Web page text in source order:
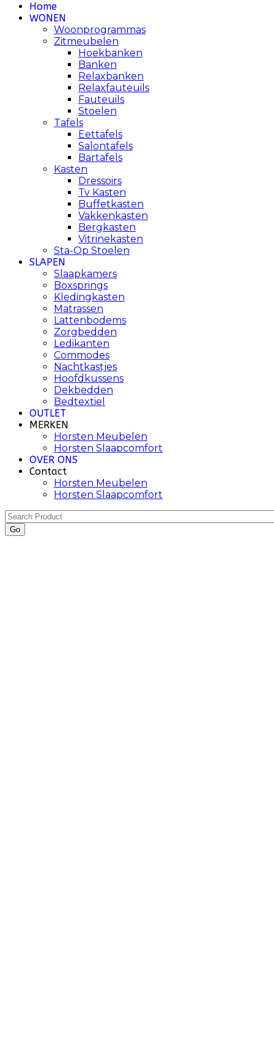
Home
WONEN
Woonprogrammas
Zitmeubelen
Hoekbanken
Banken
Relaxbanken
Relaxfauteuils
Fauteuils
Stoelen
Tafels
Eettafels
Salontafels
Bartafels
Kasten
Dressoirs
Tv Kasten
Buffetkasten
Vakkenkasten
Bergkasten
Vitrinekasten
Sta-Op Stoelen
SLAPEN
Slaapkamers
Boxsprings
Kledingkasten
Matrassen
Lattenbodems
Zorgbedden
Ledikanten
Commodes
Nachtkastjes
Hoofdkussens
Dekbedden
Bedtextiel
OUTLET
MERKEN
Horsten Meubelen
Horsten Slaapcomfort
OVER ONS
Contact
Horsten Meubelen
Horsten Slaapcomfort